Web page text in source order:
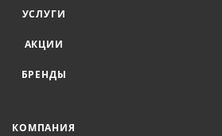
УСЛУГИ
АКЦИИ
БРЕНДЫ
КОМПАНИЯ